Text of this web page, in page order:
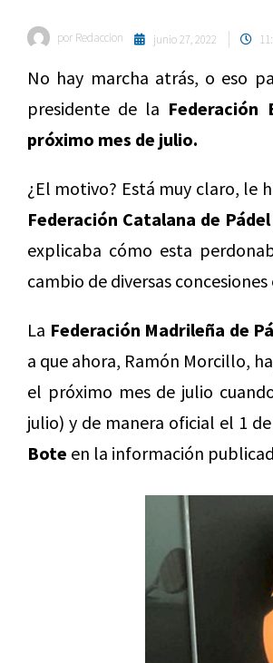
por Redaccion junio 27, 2022
No hay marcha atrás, o eso
presidente de la Federación
próximo mes de julio.
¿El motivo? Está muy claro, le
Federación Catalana de Pádel
explicaba cómo esta
cambio de diversas
La Federación Madrileña de
a que ahora, Ramón Morcillo,
el próximo mes de julio
julio) y de manera oficial el 1
Bote en la información